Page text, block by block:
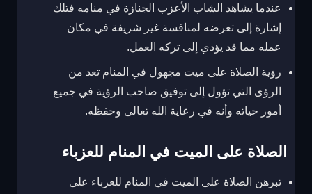
عندما يشاهد الشاب الأعزب الجنازة في منامه فتلك
إشارة إلى تعرضه لمنافسة غير شريفة في مكان
عمله مما قد يؤدي إلى تركه العمل.
رؤية الصلاة على ميت مجهول في المنام تعد من
الرؤى التي تؤول إلى توفيق صاحب الرؤية في جميع
أمور حياته وأنه في رعاية الله تعالى وحفظه.
الصلاة على الميت في المنام للعزباء
تبرهن الصلاة على الميت في المنام للعزباء على